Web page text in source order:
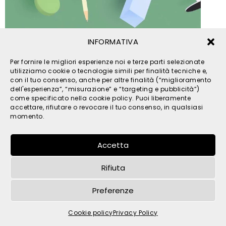
INFORMATIVA
Per fornire le migliori esperienze noi e terze parti selezionate
utilizziamo cookie o tecnologie simili per finalità tecniche e,
con il tuo consenso, anche per altre finalità (“miglioramento
dell'esperienza”, “misurazione” e “targeting e pubblicità”)
come specificato nella cookie policy. Puoi liberamente
accettare, rifiutare o revocare il tuo consenso, in qualsiasi
momento.
Accetta
Rifiuta
Preferenze
Cookie policyPrivacy Policy
IT05121480262 -privacy-cookies - by